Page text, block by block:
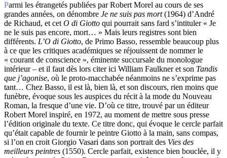
Parmi les étrangetés publiées par Robert Morel au cours de ses
grandes années, on dénombre Je ne suis pas mort(1964) d’André
de Richaud, et cetO di Giotto qui pourrait sans fard s’intituler « Je
ne le suis pas encore, mort… » Mais leurs registres sont bien
différents. L’O di Giotto, de Primo Basso, ressemble beaucoup plus
à ce que les critiques académiques se réjouissent de nommer le
« courant de conscience », éminente succursale du monologue
intérieur – et il faut dès lors citer ici William Faulkner et son Tandis
que j’agonise, où le proto-macchabée néanmoins ne s’exprime pas
tant… Chez Basso, il est là, bien là, et son discours, rien moins que
funèbre, évoque sous les auspices du récit à la mode du Nouveau
Roman, la fresque d’une vie. D’où ce titre, trouvé par un éditeur
Robert Morel inspiré, en 1972, au moment de mettre sous presse
l’édition originale du texte. Ce titre donc, qui évoque le cercle parfait
qu’était capable de fournir le peintre Giotto à la main, sans compas,
si l’on en croit Giorgio Vasari dans son portrait des Vies des
meilleurs peintres (1550). Cercle parfait, existence bien bouclée, il y